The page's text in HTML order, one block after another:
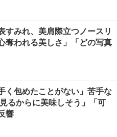
すみれ、美肩際立つノースリ
奪われる美しさ」「どの写真
く包めたことがない」苦手な
るからに美味しそう」「可
響